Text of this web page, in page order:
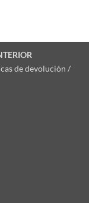
de devolución /